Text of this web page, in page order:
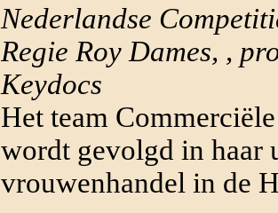
Nederlandse
Regie Roy Dames, ,
Keydocs
Het team
wordt gevolgd in haar
vrouwenhandel in de